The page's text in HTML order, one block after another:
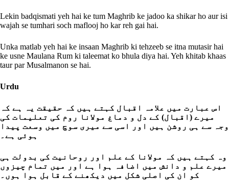
Lekin badqismati yeh hai ke tum Maghrib ke jadoo ka shikar ho aur isi
wajah se tumhari soch maflooj ho kar reh gai hai.
Unka matlab yeh hai ke insaan Maghrib ki tehzeeb se itna mutasir hai
ke usne Maulana Rum ki taleemat ko bhula diya hai. Yeh khitab khaas
taur par Musalmanon se hai.
Urdu
اس عبارت میں علامہ اقبال کہتے ہیں کہ حقیقت یہ ہے کہ
میرے (اقبال) کے دل و دماغ مولانا روم کی تعلیمات کی
وجہ سے ہی روشن ہیں اور اسی سے میری سوچ میں وسعت پیدا
ہوئی ہے۔
وہ کہتے ہیں کہ مولانا کے علم اور روحانیت کی بدولت ہی
میرے علم و دانش میں اضافہ ہوا ہے اور میں تمام چیزوں
کو ان کی اصلی شکل میں دیکھنے کے قابل ہوا ہوں۔